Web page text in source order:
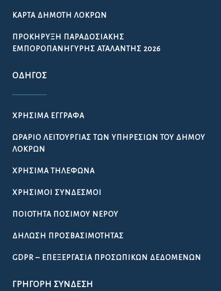
ΚΆΡΤΑ ΔΗΜΌΤΗ ΛΟΚΡΏΝ
ΠΡΟΚΉΡΥΞΗ ΠΑΡΑΔΟΣΙΑΚΉΣ
ΕΜΠΟΡΟΠΑΝΉΓΥΡΗΣ ΑΤΑΛΆΝΤΗΣ 2026
ΟΔΗΓΌΣ
ΧΡΉΣΙΜΑ ΈΓΓΡΑΦΑ
ΩΡΆΡΙΟ ΛΕΙΤΟΥΡΓΊΑΣ ΤΩΝ ΥΠΗΡΕΣΙΏΝ ΤΟΥ ΔΉΜΟΥ
ΛΟΚΡΏΝ
ΧΡΉΣΙΜΑ ΤΗΛΈΦΩΝΑ
ΧΡΉΣΙΜΟΙ ΣΎΝΔΕΣΜΟΙ
ΠΟΙΌΤΗΤΑ ΠΌΣΙΜΟΥ ΝΕΡΟΎ
ΔΉΛΩΣΗ ΠΡΟΣΒΑΣΙΜΌΤΗΤΑΣ
GDPR – ΕΠΕΞΕΡΓΑΣΙΑ ΠΡΟΣΩΠΙΚΩΝ ΔΕΔΟΜΕΝΩΝ
ΓΡΉΓΟΡΗ ΣΎΝΔΕΣΗ